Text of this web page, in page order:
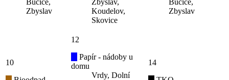
Bučice,
Zbyslav
Zbyslav,
Koudelov,
Skovice
Bučice,
Zbyslav
10
12
Papír - nádoby u
domu
Vrdy, Dolní
14